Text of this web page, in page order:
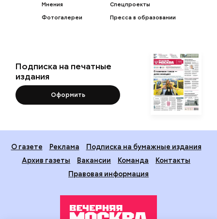
Мнения
Фотогалереи
Спецпроекты
Пресса в образовании
Подписка на печатные
издания
Оформить
О газете Реклама
Подписка на бумажные издания
Архив газеты
Вакансии Команда
Контакты
Правовая информация